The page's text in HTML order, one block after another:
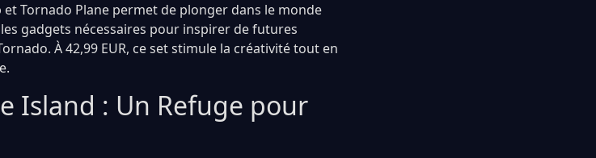
et Tornado Plane permet de plonger dans le monde
gadgets nécessaires pour inspirer de futures
À 42,99 EUR, ce set stimule la créativité tout en
Island : Un Refuge pour